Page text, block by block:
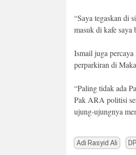
“Saya tegaskan di
masuk di kafe saya
Ismail juga
perparkiran di
“Paling tidak ada
Pak ARA politisi
ujung-ujungnya
Adi Rasyid Ali